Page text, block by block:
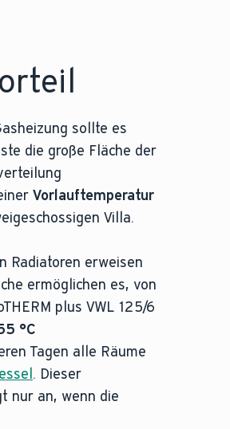
sollte es
die große Fläche der
Vorlauftemperatur
Villa.
Radiatoren erweisen
ermöglichen es, von
plus VWL 125/6
°C
Tagen alle Räume
. Dieser
nur an, wenn die